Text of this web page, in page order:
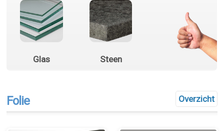
Glas Steen
Overzicht
Folie